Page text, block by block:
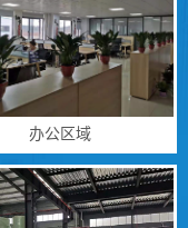
办公区域